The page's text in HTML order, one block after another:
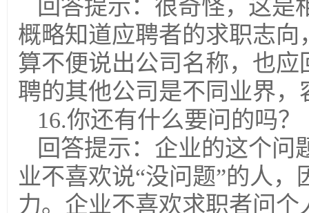
回答提示：很奇怪，这是
概略知道应聘者的求职志
算不便说出公司名称，也应
聘的其他公司是不同业界
16.你还有什么要问的吗？
回答提示：企业的这个问
业不喜欢说“没问题”的人
力。企业不喜欢求职者问